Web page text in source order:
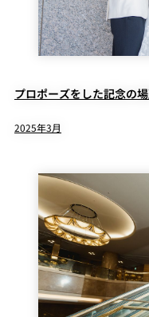
プロポーズをした記念の
2025年3月